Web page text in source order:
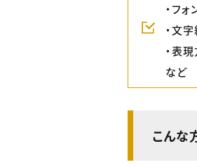
・フ
・文
・表
など
こんな